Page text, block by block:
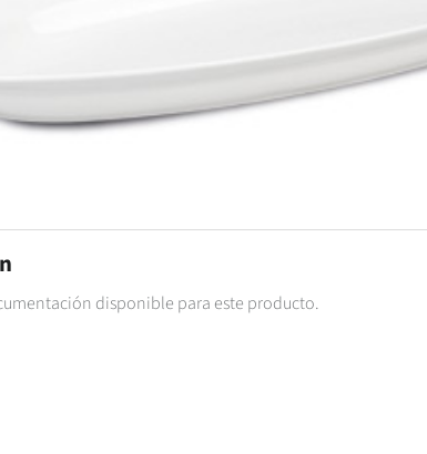
disponible para este producto.